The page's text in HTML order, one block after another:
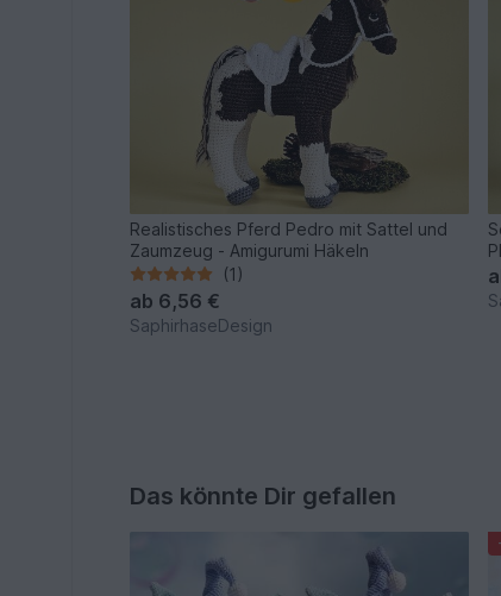
Realistisches Pferd Pedro mit Sattel und
Zaumzeug - Amigurumi Häkeln
(1)
ab 6,56 €
SaphirhaseDesign
Das könnte Dir gefallen